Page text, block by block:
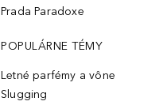
Prada Paradoxe
POPULÁRNE TÉMY
Letné parfémy a vône
Slugging